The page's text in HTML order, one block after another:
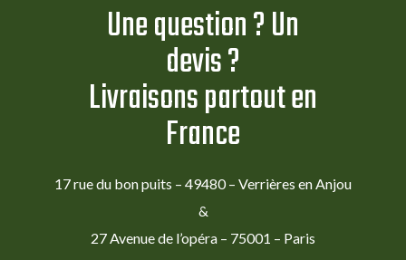
Une question ? Un
devis ?
Livraisons partout en
France
17 rue du bon puits – 49480 – Verrières en Anjou
&
27 Avenue de l’opéra – 75001 – Paris